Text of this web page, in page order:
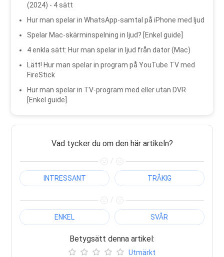
(2024) - 4 sätt
Hur man spelar in WhatsApp-samtal på iPhone med ljud
Spelar Mac-skärminspelning in ljud? [Enkel guide]
4 enkla sätt: Hur man spelar in ljud från dator (Mac)
Lätt! Hur man spelar in program på YouTube TV med
FireStick
Hur man spelar in TV-program med eller utan DVR
[Enkel guide]
Vad tycker du om den här artikeln?
/
INTRESSANT TRÅKIG
/
ENKEL SVÅR
Betygsätt denna artikel:
Utmärkt